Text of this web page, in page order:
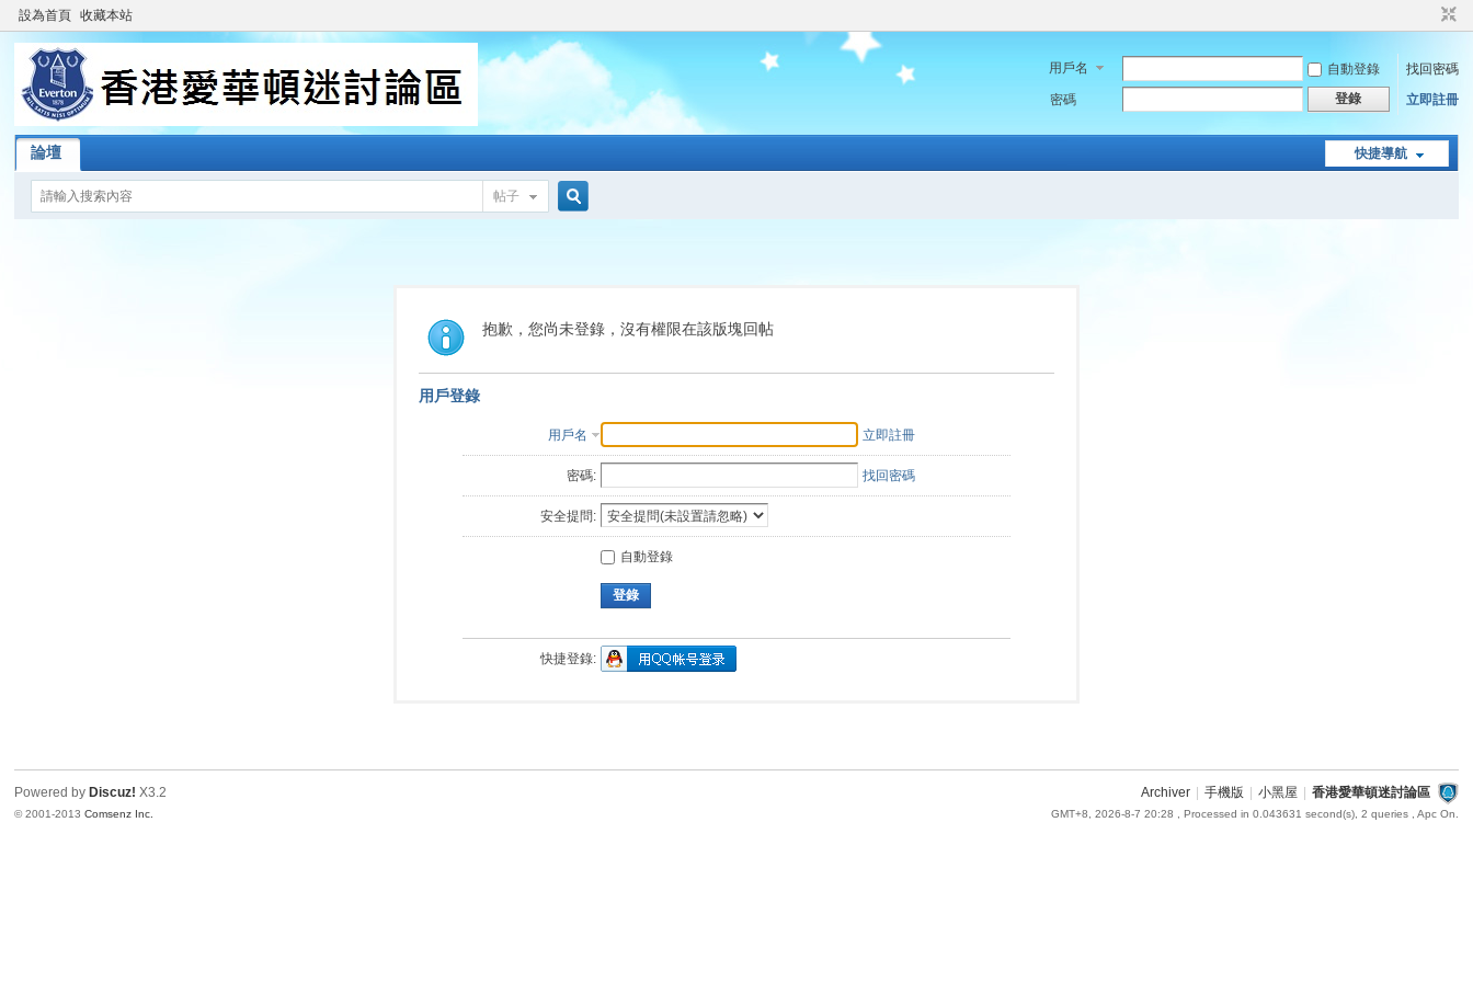
設為首頁 收藏本站
用戶名 自動登錄
找回密碼
密碼
登錄 立即註冊
快捷導航
論壇
帖子
索
抱歉，您尚未登錄，沒有權限在該版塊回帖
用戶登錄
用戶名 立即註冊
密碼: 找回密碼
安全提問:
自動登錄
登錄
快捷登錄:
Archiver 手機版 小黑屋 香港愛華頓迷討論區
GMT+8, 2026-8-7 20:28 , Processed in 0.043631 second(s), 2 queries , Apc On.
Powered by Discuz! X3.2
© 2001-2013Comsenz Inc.